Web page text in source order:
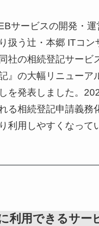
サービスの開発・運
扱う辻・本郷 ITコン
社の相続登記サービ
』の大幅リニューア
を発表しました。
る相続登記申請義務
利用しやすくなって
利用できるサー